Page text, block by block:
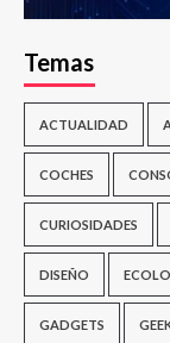
Temas
ACTUALIDAD
COCHES
CURIOSIDADES
DISEÑO
GADGETS